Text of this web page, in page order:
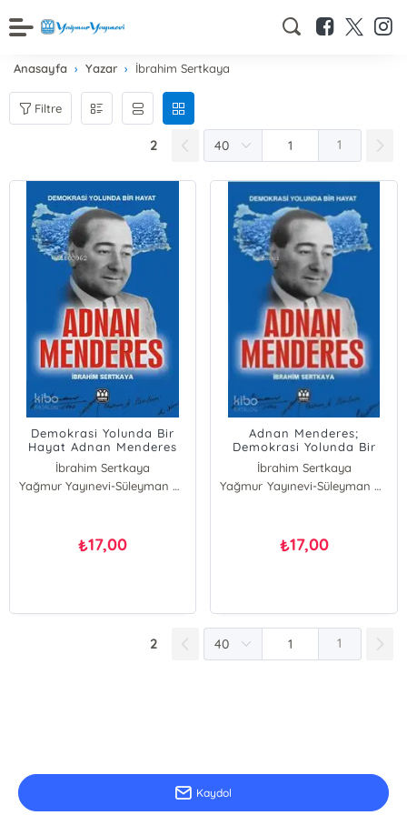
Anasayfa Yazar İbrahim Sertkaya
Filtre
2 1
Demokrasi Yolunda Bir
Hayat Adnan Menderes
İbrahim Sertkaya
Yağmur Yayınevi-Süleyman Özdemir
₺17,00
Adnan Menderes;
Demokrasi Yolunda Bir
Hayat
İbrahim Sertkaya
Yağmur Yayınevi-Süleyman Özdemir
₺17,00
2 1
Kaydol